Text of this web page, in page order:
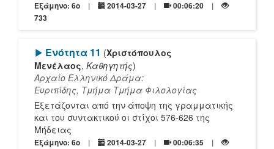
Εξάμηνο: 6o 2014-03-27
00:06:20
733
[Play]
Ενότητα 11 (Χριστόπουλος
Μενέλαος, Καθηγητής)
Αρχαίο Ελληνικό Δράμα:
Ευριπίδης, Τμήμα Τμήμα Φιλολογίας
Εξετάζονται από την άποψη της γραμματικής
και του συντακτικού οι στίχοι 576-626 της
Μήδειας
Εξάμηνο: 6o 2014-03-27
00:06:35